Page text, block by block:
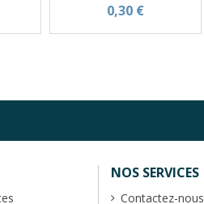
0,30 €
NOS SERVICES
Contactez-nous